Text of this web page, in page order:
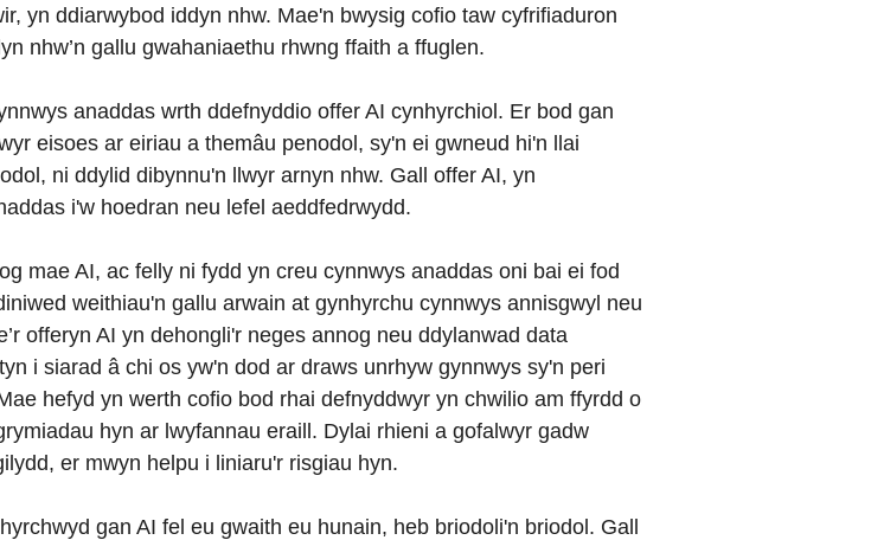
yn ddiarwybod iddyn nhw. Mae'n bwysig cofio taw cyfrifiaduron
nhw’n gallu gwahaniaethu rhwng ffaith a ffuglen.
anaddas wrth ddefnyddio offer AI cynhyrchiol. Er bod gan
eisoes ar eiriau a themâu penodol, sy'n ei gwneud hi'n llai
ni ddylid dibynnu'n llwyr arnyn nhw. Gall offer AI, yn
i'w hoedran neu lefel aeddfedrwydd.
mae AI, ac felly ni fydd yn creu cynnwys anaddas oni bai ei fod
weithiau'n gallu arwain at gynhyrchu cynnwys annisgwyl neu
offeryn AI yn dehongli'r neges annog neu ddylanwad data
i siarad â chi os yw'n dod ar draws unrhyw gynnwys sy'n peri
hefyd yn werth cofio bod rhai defnyddwyr yn chwilio am ffyrdd o
hyn ar lwyfannau eraill. Dylai rhieni a gofalwyr gadw
er mwyn helpu i liniaru'r risgiau hyn.
gan AI fel eu gwaith eu hunain, heb briodoli'n briodol. Gall